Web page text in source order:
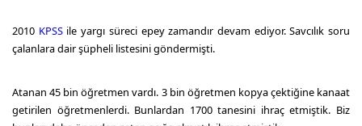
2010 KPSSile yargı süreci epey zamandır devam ediyor. Savcılık soru
çalanlara dair şüpheli listesini göndermişti.
Atanan 45 bin öğretmen vardı. 3 bin öğretmen kopya çektiğine kanaat
getirilen öğretmenlerdi. Bunlardan 1700 tanesini ihraç etmiştik. Biz